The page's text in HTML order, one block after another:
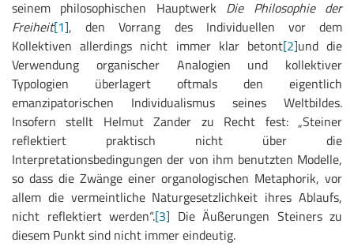
seinem philosophischen Hauptwerk Die Philosophie der
Freiheit[1], den Vorrang des Individuellen vor dem
Kollektiven allerdings nicht immer klar betont[2]und die
Verwendung organischer Analogien und kollektiver
Typologien überlagert oftmals den eigentlich
emanzipatorischen Individualismus seines Weltbildes.
Insofern stellt Helmut Zander zu Recht fest: „Steiner
reflektiert praktisch nicht über die
Interpretationsbedingungen der von ihm benutzten Modelle,
so dass die Zwänge einer organologischen Metaphorik, vor
allem die vermeintliche Naturgesetzlichkeit ihres Ablaufs,
nicht reflektiert werden“.[3] Die Äußerungen Steiners zu
diesem Punkt sind nicht immer eindeutig.